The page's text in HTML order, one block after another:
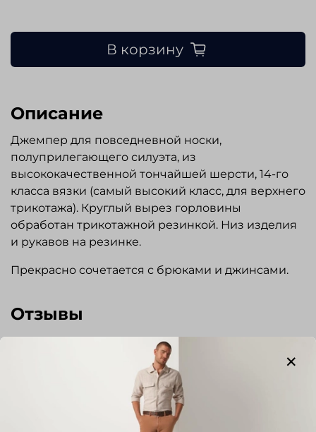
В корзину
Описание
Джемпер для повседневной носки,
полуприлегающего силуэта, из
высококачественной тончайшей шерсти, 14-го
класса вязки (самый высокий класс, для верхнего
трикотажа). Круглый вырез горловины
обработан трикотажной резинкой. Низ изделия
и рукавов на резинке.
Прекрасно сочетается с брюками и джинсами.
Отзывы
Отзывов еще никто не оставлял